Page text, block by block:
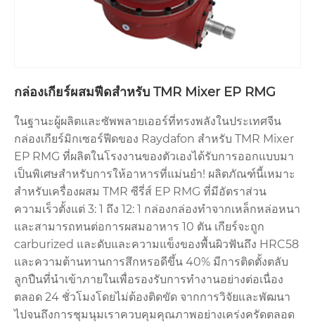
กล่องเกียร์ผสมฟีดสำหรับ TMR Mixer EP RMG
ในฐานะผู้ผลิตและซัพพลายเออร์ที่ทรงพลังในประเทศจีน
กล่องเกียร์มิกเซอร์ฟีดของ Raydafon สำหรับ TMR Mixer
EP RMG ที่ผลิตในโรงงานของตัวเองได้รับการออกแบบมา
เป็นพิเศษสำหรับการให้อาหารที่แม่นยำ! ผลิตภัณฑ์นี้เหมาะ
สำหรับเครื่องผสม TMR ซีรี่ส์ EP RMG ที่มีอัตราส่วน
ความเร็วตั้งแต่ 3: 1 ถึง 12: 1 กล่องกล่องทำจากเหล็กหล่อหนา
และสามารถทนต่อการผสมอาหาร 10 ตัน เกียร์จะถูก
carburized และดับและความแข็งของพื้นผิวฟันถึง HRC58
และความต้านทานการสึกหรอดีขึ้น 40% มีการติดตั้งตลับ
ลูกปืนที่นำเข้าภายในเพื่อรองรับการทำงานอย่างต่อเนื่อง
ตลอด 24 ชั่วโมงโดยไม่ต้องติดขัด จากการวิจัยและพัฒนา
ไปจนถึงการชุมนุมเราควบคุมคุณภาพอย่างเคร่งครัดตลอด